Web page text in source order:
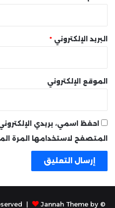
البريد الإلكتروني *
الموقع الإلكتروني
احفظ اسمي، بريدي
المتصفح لاستخدامها المرة
© Copyright 2026, All Rights Reserved |
Jannah Theme by